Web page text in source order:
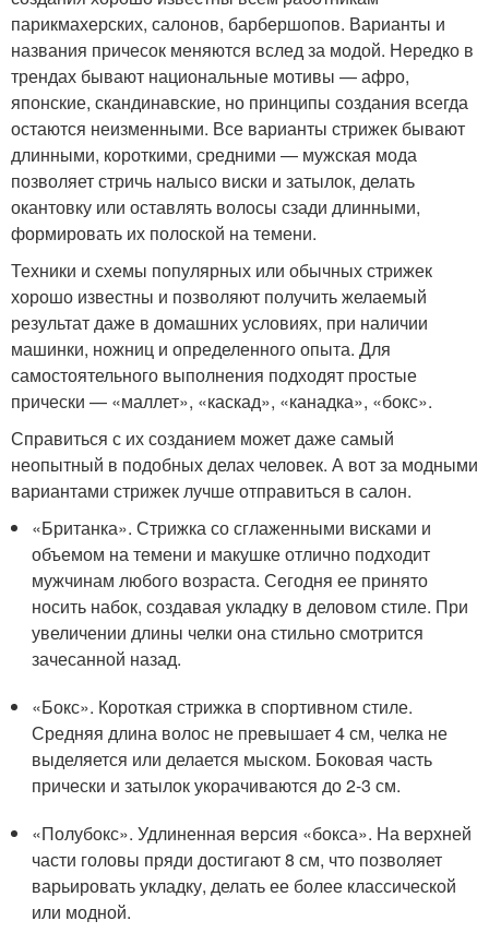
парикмахерских, салонов, барбершопов. Варианты и
названия причесок меняются вслед за модой. Нередко в
трендах бывают национальные мотивы — афро,
японские, скандинавские, но принципы создания всегда
остаются неизменными. Все варианты стрижек бывают
длинными, короткими, средними — мужская мода
позволяет стричь налысо виски и затылок, делать
окантовку или оставлять волосы сзади длинными,
формировать их полоской на темени.
Техники и схемы популярных или обычных стрижек
хорошо известны и позволяют получить желаемый
результат даже в домашних условиях, при наличии
машинки, ножниц и определенного опыта. Для
самостоятельного выполнения подходят простые
прически — «маллет», «каскад», «канадка», «бокс».
Справиться с их созданием может даже самый
неопытный в подобных делах человек. А вот за модными
вариантами стрижек лучше отправиться в салон.
«Британка». Стрижка со сглаженными висками и
объемом на темени и макушке отлично подходит
мужчинам любого возраста. Сегодня ее принято
носить набок, создавая укладку в деловом стиле. При
увеличении длины челки она стильно смотрится
зачесанной назад.
«Бокс». Короткая стрижка в спортивном стиле.
Средняя длина волос не превышает 4 см, челка не
выделяется или делается мыском. Боковая часть
прически и затылок укорачиваются до 2-3 см.
«Полубокс». Удлиненная версия «бокса». На верхней
части головы пряди достигают 8 см, что позволяет
варьировать укладку, делать ее более классической
или модной.